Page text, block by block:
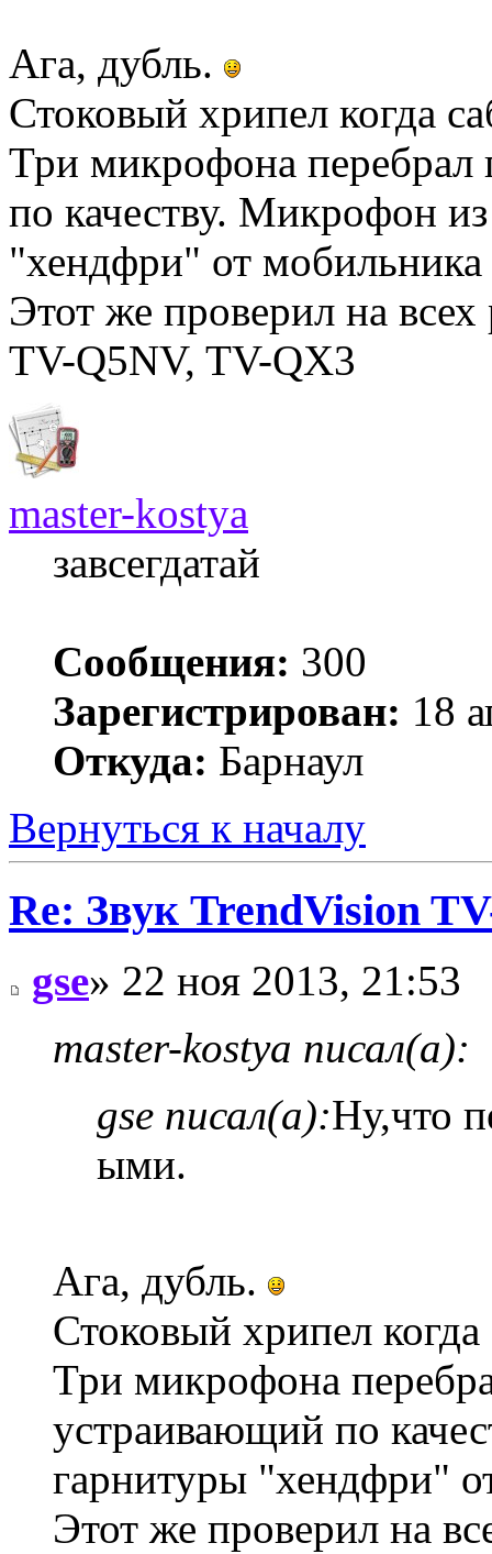
Ага, дубль.
Стоковый хрипел когда
Три микрофона перебрал
по качеству. Микрофон
"хендфри" от
Этот же проверил на
TV-Q5NV, TV-QX3
master-kostya
завсегдатай
Сообщения: 300
Зарегистрирован: 18
Откуда: Барнаул
Вернуться к началу
Re: Звук TrendVision
gse» 22 ноя 2013, 21:53
master-kostya писал(а):
gse писал(а):Ну,что
ыми.
Ага, дубль.
Стоковый хрипел
Три микрофона
устраивающий по
гарнитуры "хендфри"
Этот же проверил на